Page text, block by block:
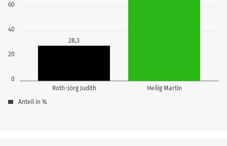
0
20
40
60
Roth-Jörg Judith Heilig Martin
28,3
Anteil in %